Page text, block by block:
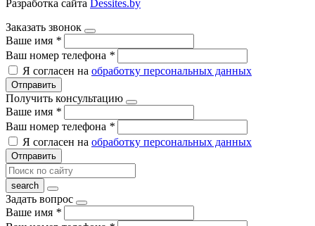
Разработка сайта Dessites.by
Заказать звонок
Ваше имя *
Ваш номер телефона *
Я согласен на обработку персональных данных
Отправить
Получить консультацию
Ваше имя *
Ваш номер телефона *
Я согласен на обработку персональных данных
Отправить
Задать вопрос
Ваше имя *